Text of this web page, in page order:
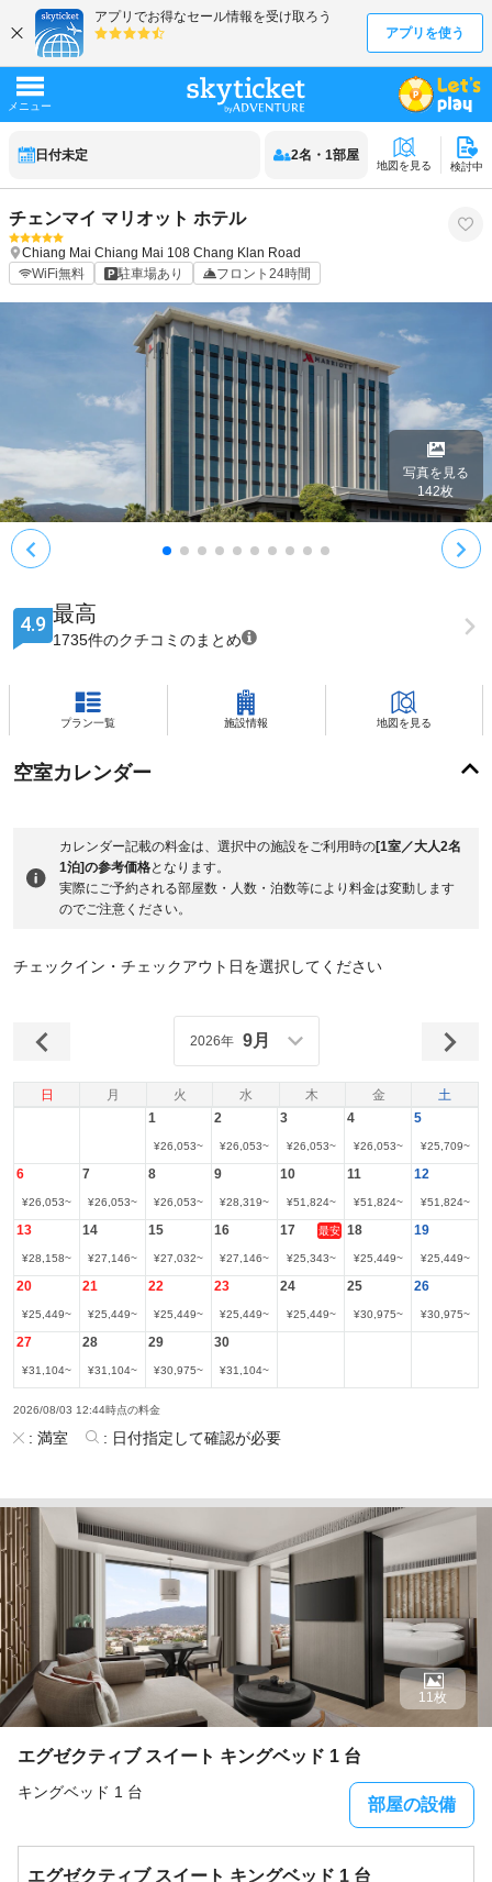
日付未定 2名 ・ 1部屋
地図を見る 検討中
チェンマイ マリオット ホテル
Chiang Mai Chiang Mai 108 Chang Klan Road
WiFi無料
駐車場あり フロント24時間
写真を見る
142枚
4.9 最高
1735件のクチコミのまとめ
プラン一覧 施設情報 地図を見る
空室カレンダー
カレンダー記載の料金は、選択中の施設をご利用時の[1室／大人2名
1泊]の参考価格となります。
実際にご予約される部屋数・人数・泊数等により料金は変動します
のでご注意ください。
チェックイン・チェックアウト日を選択してください
日 月 火 水 木 金 土
2026年 9月
1
¥26,053~
2
¥26,053~
3
¥26,053~
4
¥26,053~
5
¥25,709~
6
¥26,053~
7
¥26,053~
8
¥26,053~
9
¥28,319~
10
¥51,824~
11
¥51,824~
12
¥51,824~
13
¥28,158~
14
¥27,146~
15
¥27,032~
16
¥27,146~
17 最安
¥25,343~
18
¥25,449~
19
¥25,449~
20
¥25,449~
21
¥25,449~
22
¥25,449~
23
¥25,449~
24
¥25,449~
25
¥30,975~
26
¥30,975~
27
¥31,104~
28
¥31,104~
29
¥30,975~
30
¥31,104~
2026/08/03 12:44時点の料金
: 満室 : 日付指定して確認が必要
エグゼクティブ スイート キングベッド 1 台
キングベッド 1 台
部屋の設備
11枚
エグゼクティブ スイート キングベッド 1 台